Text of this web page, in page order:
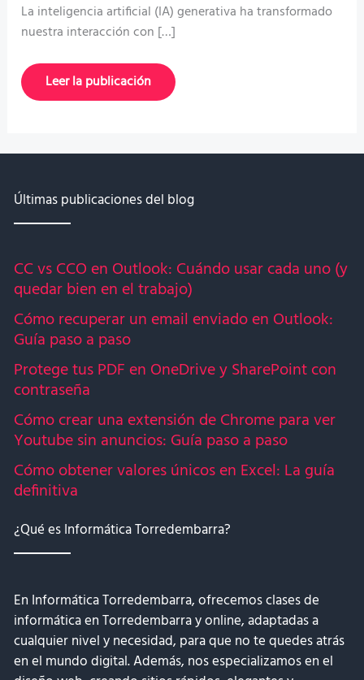
La inteligencia artificial (IA) generativa ha transformado
nuestra interacción con […]
Lleva
IA
ChatGPT,
Perplexity
lanzan
versiones
y
Mac
Leer la publicación
Últimas publicaciones del blog
CC vs CCO en Outlook: Cuándo usar cada uno (y
quedar bien en el trabajo)
Cómo recuperar un email enviado en Outlook:
Guía paso a paso
Protege tus PDF en OneDrive y SharePoint con
contraseña
Cómo crear una extensión de Chrome para ver
Youtube sin anuncios: Guía paso a paso
Cómo obtener valores únicos en Excel: La guía
definitiva
¿Qué es Informática Torredembarra?
En Informática Torredembarra, ofrecemos clases de
informática en Torredembarra y online, adaptadas a
cualquier nivel y necesidad, para que no te quedes atrás
en el mundo digital. Además, nos especializamos en el